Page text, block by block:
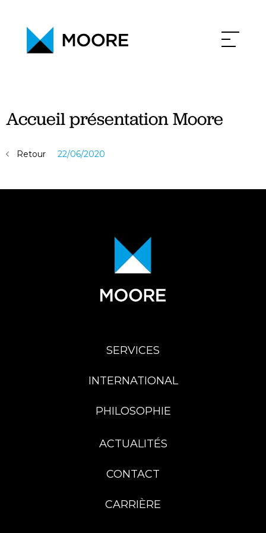
ACTUALITÉS
CONTACT
CARRIÈRE
Accueil présentation Moore
22/06/2020
Retour
SERVICES
INTERNATIONAL
PHILOSOPHIE
ACTUALITÉS
CONTACT
CARRIÈRE